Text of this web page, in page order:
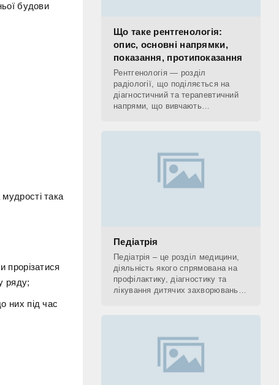
будови
така
прорізатися
ряду;
них під час
Що таке рентгенологія:
опис, основні напрямки,
показання, протипоказання
Рентгенологія — розділ
радіології, що поділяється на
діагностичний та терапевтичний
напрями, що вивчають
Педіатрія
Педіатрія – це розділ медицини,
діяльність якого спрямована на
профілактику, діагностику та
лікування дитячих захворювань, а